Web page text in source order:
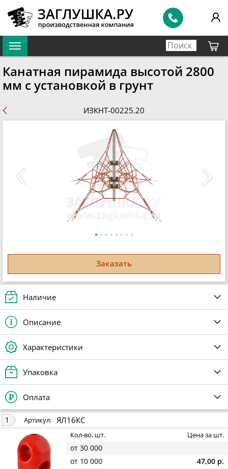
Канатная пирамида высотой 2800
мм с установкой в грунт
ИЗКНТ-00225.20
Заказать
Наличие
Описание
Характеристики
Упаковка
Оплата
1 Артикул: ЯЛ16КС
Кол-во, шт. Цена за шт.
от 30 000
от 10 000
47,00 р.